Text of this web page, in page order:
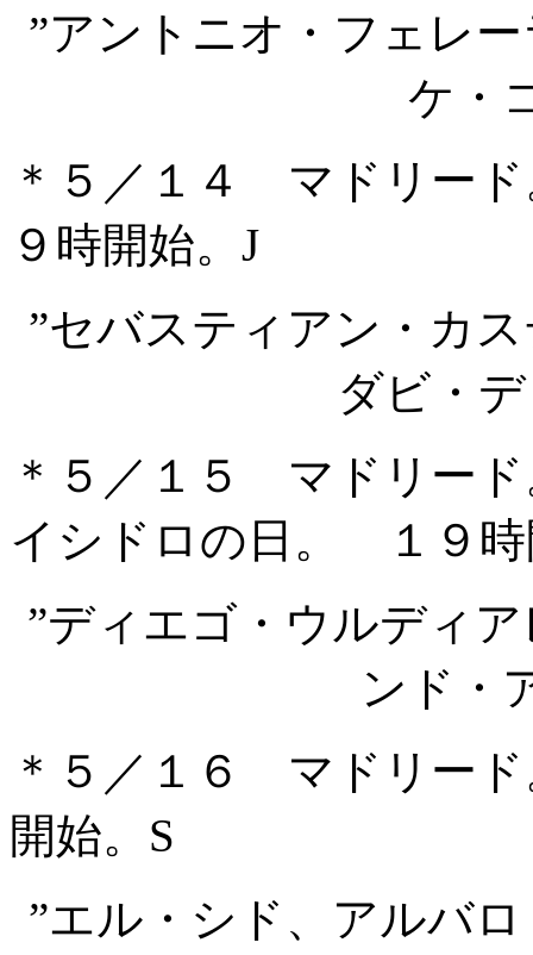
”アントニオ・フェレ
ケ・
＊５／１４ マドリー
９時開始。J
”セバスティアン・カ
ダビ・
＊５／１５ マドリー
イシドロの日。 １９時
”ディエゴ・ウルディ
ンド・
＊５／１６ マドリー
開始。S
”エル・シド、アルバ